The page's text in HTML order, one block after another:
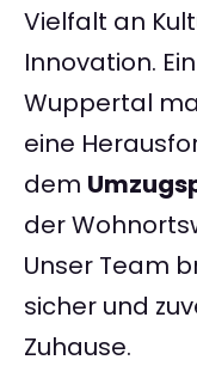
Vielfalt an
Innovation.
Wuppertal
eine
dem
der
Unser Team
sicher und
Zuhause.